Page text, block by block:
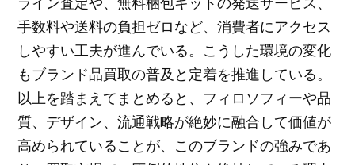
手数料や送料の負担ゼロなど、消費者にアクセス
しやすい工夫が進んでいる。こうした環境の変化
もブランド品買取の普及と定着を推進している。
以上を踏まえてまとめると、フィロソフィーや品
質、デザイン、流通戦略が絶妙に融合して価値が
高められていることが、このブランドの強みであ